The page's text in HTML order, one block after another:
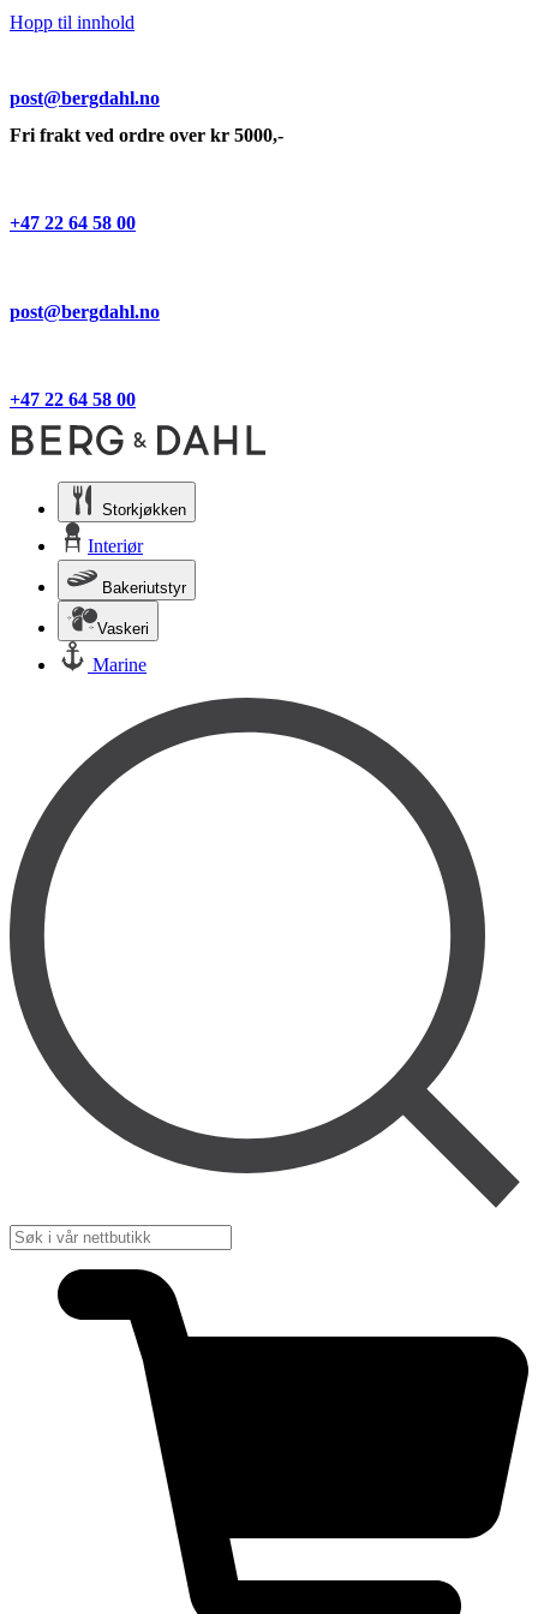
Hopp til innhold
post@bergdahl.no
Fri frakt ved ordre over kr 5000,-
+47 22 64 58 00
post@bergdahl.no
+47 22 64 58 00
Storkjøkken
Interiør
Bakeriutstyr
Vaskeri
Marine